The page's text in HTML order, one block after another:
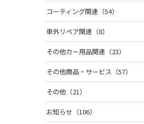
コーティング関連（54）
車外リペア関連（8）
その他カー用品関連（23）
その他商品・サービス（57）
その他（21）
お知らせ（106）